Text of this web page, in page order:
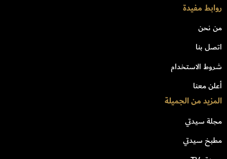
روابط مفيدة
من نحن
اتصل بنا
شروط الاستخدام
أعلن معنا
المزيد من الجميلة
مجلة سيدتي
مطبخ سيدتي